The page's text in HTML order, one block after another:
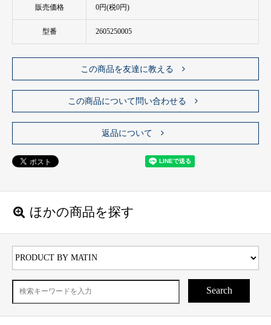
販売価格 0円(税0円)
型番 2605250005
この商品を友達に教える
この商品について問い合わせる
返品について
ほかの商品を探す
Search